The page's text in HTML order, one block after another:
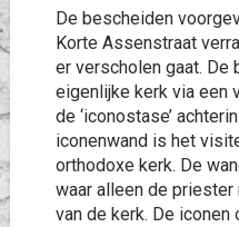
De bescheiden
Korte Assenstraat
er verscholen gaat.
eigenlijke kerk via een
de ‘iconostase’
iconenwand is het
orthodoxe kerk. De
waar alleen de priester
van de kerk. De iconen